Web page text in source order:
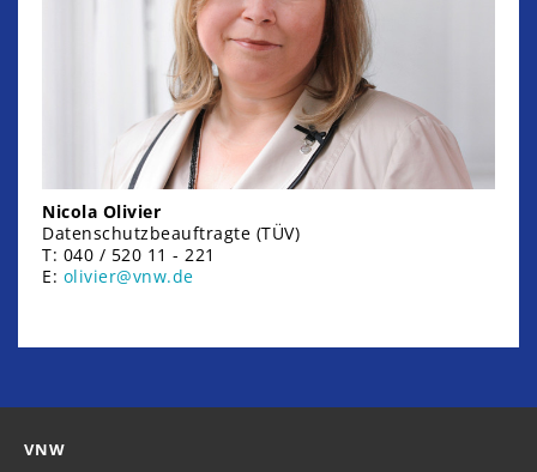
Nicola Olivier
Datenschutzbeauftragte (TÜV)
T: 040 / 520 11 - 221
E: olivier@vnw.de
VNW